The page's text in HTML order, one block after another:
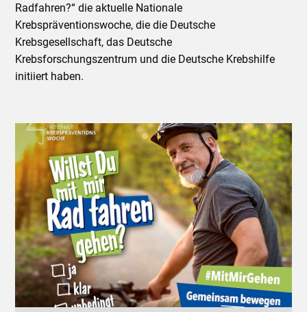
Radfahren?“ die aktuelle Nationale
Krebspräventionswoche, die die Deutsche
Krebsgesellschaft, das Deutsche
Krebsforschungszentrum und die Deutsche Krebshilfe
initiiert haben.